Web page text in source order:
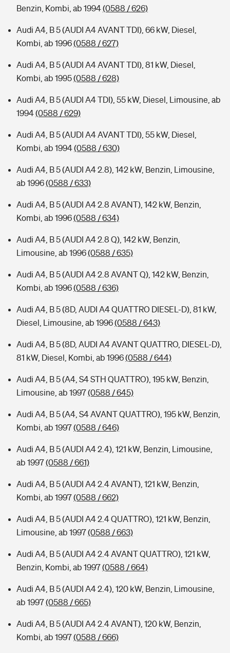
Benzin, Kombi, ab 1994(0588 / 626)
Audi A4, B 5 (AUDI A4 AVANT TDI), 66 kW, Diesel,
Kombi, ab 1996(0588 / 627)
Audi A4, B 5 (AUDI A4 AVANT TDI), 81 kW, Diesel,
Kombi, ab 1995(0588 / 628)
Audi A4, B 5 (AUDI A4 TDI), 55 kW, Diesel, Limousine, ab
1994(0588 / 629)
Audi A4, B 5 (AUDI A4 AVANT TDI), 55 kW, Diesel,
Kombi, ab 1994(0588 / 630)
Audi A4, B 5 (AUDI A4 2.8), 142 kW, Benzin, Limousine,
ab 1996(0588 / 633)
Audi A4, B 5 (AUDI A4 2.8 AVANT), 142 kW, Benzin,
Kombi, ab 1996(0588 / 634)
Audi A4, B 5 (AUDI A4 2.8 Q), 142 kW, Benzin,
Limousine, ab 1996(0588 / 635)
Audi A4, B 5 (AUDI A4 2.8 AVANT Q), 142 kW, Benzin,
Kombi, ab 1996(0588 / 636)
Audi A4, B 5 (8D, AUDI A4 QUATTRO DIESEL-D), 81 kW,
Diesel, Limousine, ab 1996(0588 / 643)
Audi A4, B 5 (8D, AUDI A4 AVANT QUATTRO, DIESEL-D),
81 kW, Diesel, Kombi, ab 1996(0588 / 644)
Audi A4, B 5 (A4, S4 STH QUATTRO), 195 kW, Benzin,
Limousine, ab 1997(0588 / 645)
Audi A4, B 5 (A4, S4 AVANT QUATTRO), 195 kW, Benzin,
Kombi, ab 1997(0588 / 646)
Audi A4, B 5 (AUDI A4 2.4), 121 kW, Benzin, Limousine,
ab 1997(0588 / 661)
Audi A4, B 5 (AUDI A4 2.4 AVANT), 121 kW, Benzin,
Kombi, ab 1997(0588 / 662)
Audi A4, B 5 (AUDI A4 2.4 QUATTRO), 121 kW, Benzin,
Limousine, ab 1997(0588 / 663)
Audi A4, B 5 (AUDI A4 2.4 AVANT QUATTRO), 121 kW,
Benzin, Kombi, ab 1997(0588 / 664)
Audi A4, B 5 (AUDI A4 2.4), 120 kW, Benzin, Limousine,
ab 1997(0588 / 665)
Audi A4, B 5 (AUDI A4 2.4 AVANT), 120 kW, Benzin,
Kombi, ab 1997(0588 / 666)